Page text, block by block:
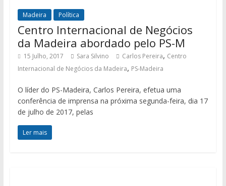
Madeira Política
Centro Internacional de Negócios
da Madeira abordado pelo PS-M
15 Julho, 2017 Sara Silvino Carlos Pereira, Centro
Internacional de Negócios da Madeira, PS-Madeira
O líder do PS-Madeira, Carlos Pereira, efetua uma
conferência de imprensa na próxima segunda-feira, dia 17
de julho de 2017, pelas
Ler mais